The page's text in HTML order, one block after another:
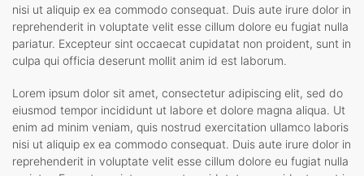
nisi ut aliquip ex ea commodo consequat. Duis aute irure dolor in
reprehenderit in voluptate velit esse cillum dolore eu fugiat nulla
pariatur. Excepteur sint occaecat cupidatat non proident, sunt in
culpa qui officia deserunt mollit anim id est laborum.
Lorem ipsum dolor sit amet, consectetur adipiscing elit, sed do
eiusmod tempor incididunt ut labore et dolore magna aliqua. Ut
enim ad minim veniam, quis nostrud exercitation ullamco laboris
nisi ut aliquip ex ea commodo consequat. Duis aute irure dolor in
reprehenderit in voluptate velit esse cillum dolore eu fugiat nulla